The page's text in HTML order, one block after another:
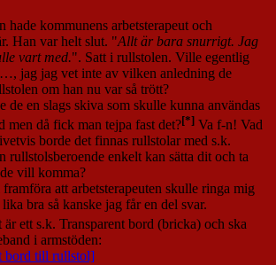
hade kommunens arbetsterapeut och
Han var helt slut. "Allt är bara snurrigt. Jag
vart med.". Satt i rullstolen. Ville egentlig
jag jag vet inte av vilken anledning de
om han nu var så trött?
de en slags skiva som skulle kunna användas
men då fick man tejpa fast det?[*] Va f-n! Vad
borde det finnas rullstolar med s.k.
rullstolsberoende enkelt kan sätta dit och ta
vill komma?
att arbetsterapeuten skulle ringa mig
bra så kanske jag får en del svar.
är ett s.k. Transparent bord (bricka) och ska
i armstöden: